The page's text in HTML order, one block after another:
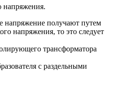
напряжения.
напряжение получают путем
напряжения, то это следует
трансформатора
с раздельными